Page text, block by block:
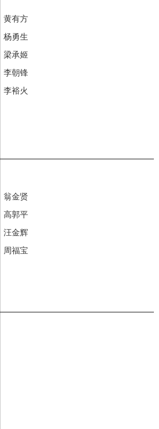
黄有方
杨勇生
梁承姬
李朝锋
李裕火
翁金贤
高郭平
汪金辉
周福宝